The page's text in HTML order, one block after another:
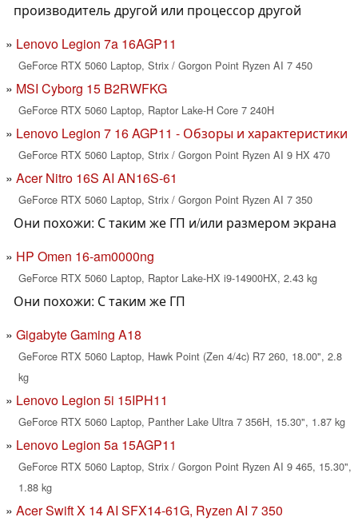
производитель другой или процессор другой
Lenovo Legion 7a 16AGP11
GeForce RTX 5060 Laptop, Strix / Gorgon Point Ryzen AI 7 450
MSI Cyborg 15 B2RWFKG
GeForce RTX 5060 Laptop, Raptor Lake-H Core 7 240H
Lenovo Legion 7 16 AGP11 - Обзоры и характеристики
GeForce RTX 5060 Laptop, Strix / Gorgon Point Ryzen AI 9 HX 470
Acer Nitro 16S AI AN16S-61
GeForce RTX 5060 Laptop, Strix / Gorgon Point Ryzen AI 7 350
Они похожи: С таким же ГП и/или размером экрана
HP Omen 16-am0000ng
GeForce RTX 5060 Laptop, Raptor Lake-HX i9-14900HX, 2.43 kg
Они похожи: С таким же ГП
Gigabyte Gaming A18
GeForce RTX 5060 Laptop, Hawk Point (Zen 4/4c) R7 260, 18.00", 2.8
kg
Lenovo Legion 5i 15IPH11
GeForce RTX 5060 Laptop, Panther Lake Ultra 7 356H, 15.30", 1.87 kg
Lenovo Legion 5a 15AGP11
GeForce RTX 5060 Laptop, Strix / Gorgon Point Ryzen AI 9 465, 15.30",
1.88 kg
Acer Swift X 14 AI SFX14-61G, Ryzen AI 7 350